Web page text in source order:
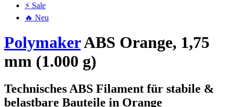
⚡ Sale
🔥 Neu
PolymakerABS Orange, 1,75
mm (1.000 g)
Technisches ABS Filament für stabile &
belastbare Bauteile in Orange